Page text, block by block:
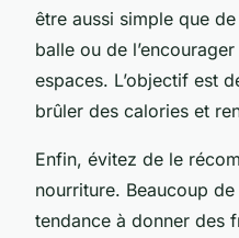
être aussi simple que
balle ou de
espaces. L’objectif est
brûler des calories et
Enfin, évitez de le
nourriture. Beaucoup
tendance à donner des